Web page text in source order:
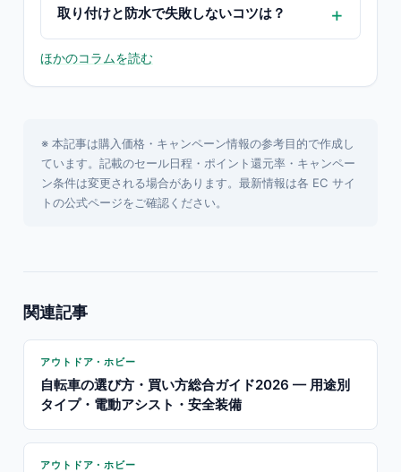
取り付けと防水で失敗しないコツは？
ほかのコラムを読む
※ 本記事は購入価格・キャンペーン情報の参考目的で作成し
ています。記載のセール日程・ポイント還元率・キャンペー
ン条件は変更される場合があります。最新情報は各 EC サイ
トの公式ページをご確認ください。
関連記事
アウトドア・ホビー
自転車の選び方・買い方総合ガイド2026 — 用途別
タイプ・電動アシスト・安全装備
アウトドア・ホビー